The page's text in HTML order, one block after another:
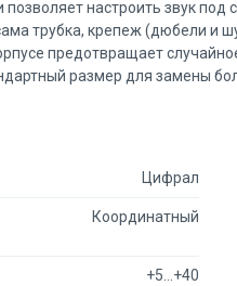
настроить звук под
трубка, крепеж (дюбели и
предотвращает
размер для замены
в сфере
у нас действуют
странице товара можно
Цифрал
Координатный
+5…+40